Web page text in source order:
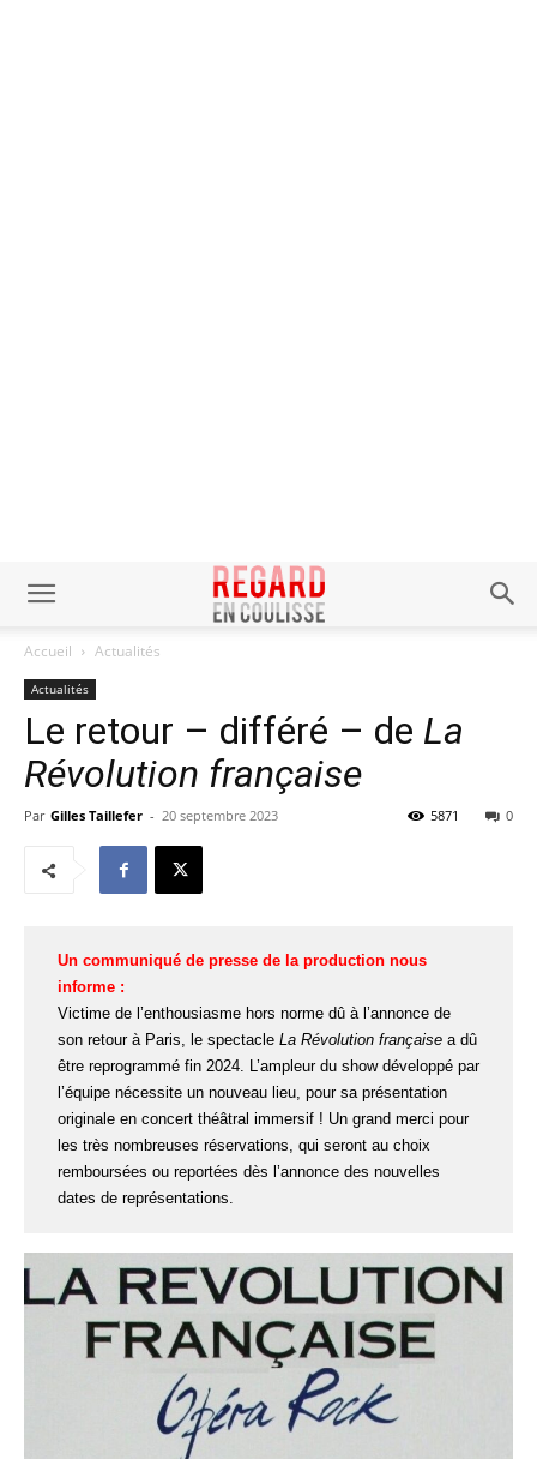
Accueil Actualités
Actualités
Le retour – différé – de La
Révolution française
Par Gilles Taillefer - 20 septembre 2023 0
5871
Un communiqué de presse de la production nous
informe :
Victime de l’enthousiasme hors norme dû à l’annonce de
son retour à Paris, le spectacle La Révolution française a dû
être reprogrammé fin 2024. L’ampleur du show développé par
l’équipe nécessite un nouveau lieu, pour sa présentation
originale en concert théâtral immersif ! Un grand merci pour
les très nombreuses réservations, qui seront au choix
remboursées ou reportées dès l’annonce des nouvelles
dates de représentations.